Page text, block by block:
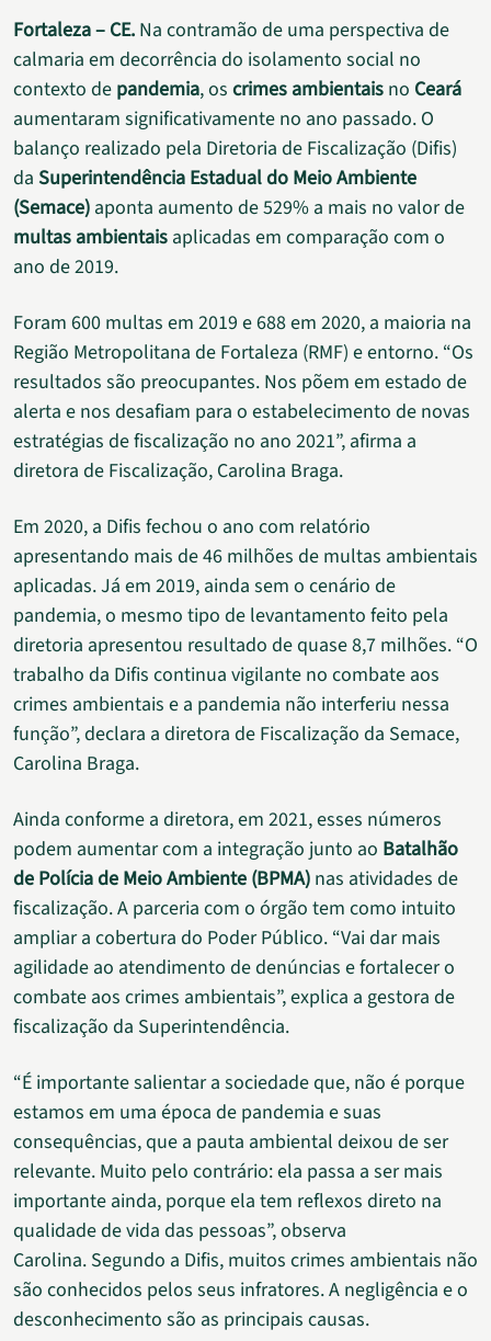
Fortaleza – CE. Na contramão de uma perspectiva de
calmaria em decorrência do isolamento social no
contexto de pandemia, os crimes ambientais no Ceará
aumentaram significativamente no ano passado. O
balanço realizado pela Diretoria de Fiscalização (Difis)
da Superintendência Estadual do Meio Ambiente
(Semace) aponta aumento de 529% a mais no valor de
multas ambientais aplicadas em comparação com o
ano de 2019.
Foram 600 multas em 2019 e 688 em 2020, a maioria na
Região Metropolitana de Fortaleza (RMF) e entorno. “Os
resultados são preocupantes. Nos põem em estado de
alerta e nos desafiam para o estabelecimento de novas
estratégias de fiscalização no ano 2021”, afirma a
diretora de Fiscalização, Carolina Braga.
Em 2020, a Difis fechou o ano com relatório
apresentando mais de 46 milhões de multas ambientais
aplicadas. Já em 2019, ainda sem o cenário de
pandemia, o mesmo tipo de levantamento feito pela
diretoria apresentou resultado de quase 8,7 milhões. “O
trabalho da Difis continua vigilante no combate aos
crimes ambientais e a pandemia não interferiu nessa
função”, declara a diretora de Fiscalização da Semace,
Carolina Braga.
Ainda conforme a diretora, em 2021, esses números
podem aumentar com a integração junto ao Batalhão
de Polícia de Meio Ambiente (BPMA) nas atividades de
fiscalização. A parceria com o órgão tem como intuito
ampliar a cobertura do Poder Público. “Vai dar mais
agilidade ao atendimento de denúncias e fortalecer o
combate aos crimes ambientais”, explica a gestora de
fiscalização da Superintendência.
“É importante salientar a sociedade que, não é porque
estamos em uma época de pandemia e suas
consequências, que a pauta ambiental deixou de ser
relevante. Muito pelo contrário: ela passa a ser mais
importante ainda, porque ela tem reflexos direto na
qualidade de vida das pessoas”, observa
Carolina. Segundo a Difis, muitos crimes ambientais não
são conhecidos pelos seus infratores. A negligência e o
desconhecimento são as principais causas.